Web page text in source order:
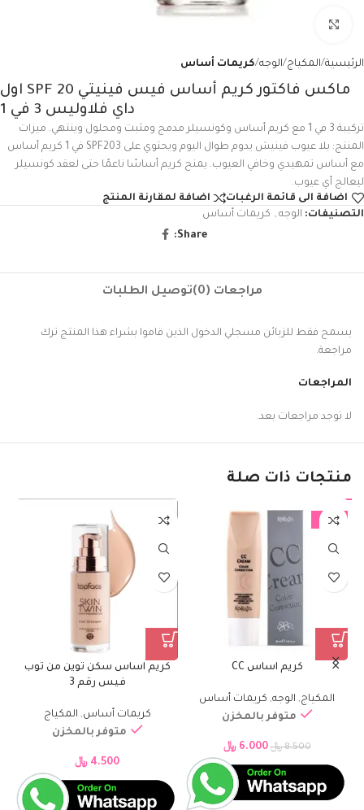
الرئيسية المكياج الوجه كريمات أساس
ماكس فاكتور كريم أساس فيس فينيتي SPF 20 اول
داي فلاوليس 3 في 1
تركيبة 3 في 1 مع كريم أساس وكونسيلر مدمج ومثبت ومحلول وينتهي. ميزات
المنتج: بلا عيوب فينيش يدوم طوال اليوم ويحتوي على SPF203 في 1 كريم أساس
مع أساس تمهيدي وخافي العيوب. يمنح كريم أساسًا ناعمًا حتى لعقد كونسيلر
ليعالج أي عيوب.
اضافة الى قائمة الرغبات
اضافة لمقارنة المنتج
التصنيفات: الوجه , كريمات أساس
Share:
مراجعات (0) توصيل الطلبات
المراجعات
لا توجد مراجعات بعد.
يسمح فقط للزبائن مسجلي الدخول الذين قاموا بشراء هذا المنتج ترك
مراجعة.
منتجات ذات صلة
-29%
كريم اساس CC
المكياج, الوجه, كريمات أساس
متوفر بالمخزن
8.500 ﷼ 6.000 ﷼
كريم اساس سكن توين من توب
فيس رقم 3
كريمات أساس, المكياج
متوفر بالمخزن
4.500 ﷼